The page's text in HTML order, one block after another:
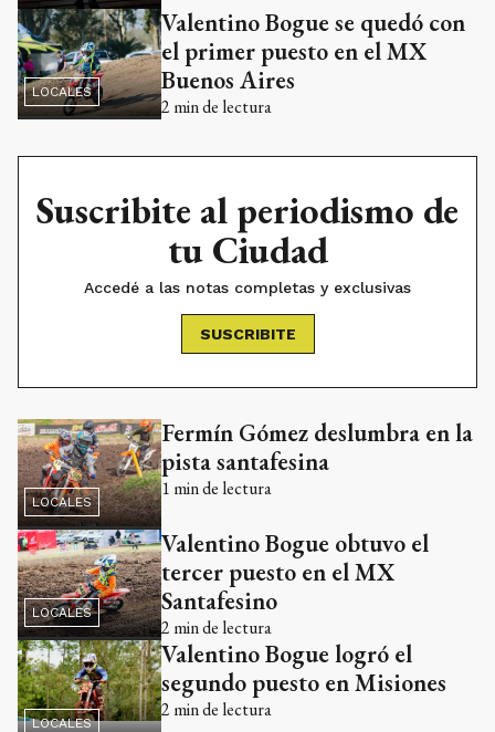
LOCALES
Valentino Bogue se quedó con
el primer puesto en el MX
Buenos Aires
2 min de lectura
Suscribite al periodismo de
tu Ciudad
Accedé a las notas completas y exclusivas
SUSCRIBITE
LOCALES
Fermín Gómez deslumbra en la
pista santafesina
1 min de lectura
LOCALES
Valentino Bogue obtuvo el
tercer puesto en el MX
Santafesino
2 min de lectura
LOCALES
Valentino Bogue logró el
segundo puesto en Misiones
2 min de lectura